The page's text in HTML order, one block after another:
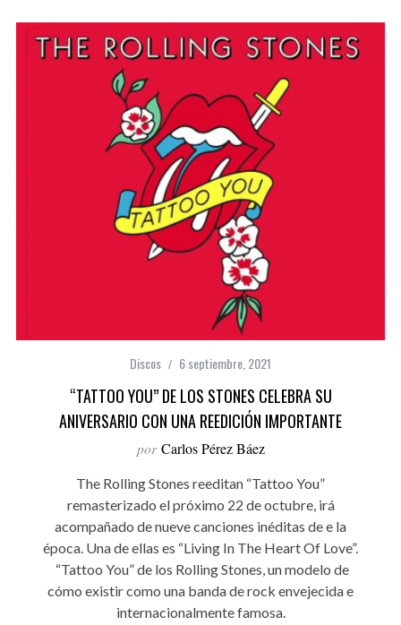
Discos 6 septiembre, 2021
“TATTOO YOU” DE LOS STONES CELEBRA SU
ANIVERSARIO CON UNA REEDICIÓN IMPORTANTE
por Carlos Pérez Báez
The Rolling Stones reeditan “Tattoo You”
remasterizado el próximo 22 de octubre, irá
acompañado de nueve canciones inéditas de e la
época. Una de ellas es “Living In The Heart Of Love”.
“Tattoo You” de los Rolling Stones, un modelo de
cómo existir como una banda de rock envejecida e
internacionalmente famosa.